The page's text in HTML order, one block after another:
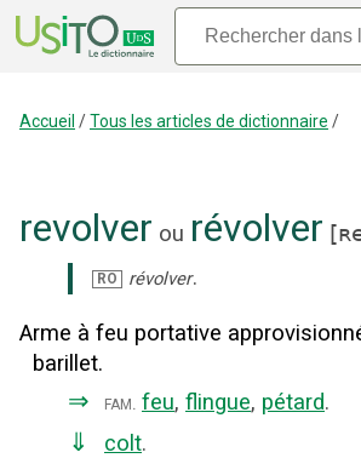
Accueil /Tous les articles de dictionnaire /
revolver ou révolver [
RO révolver.
Arme à feu portative
barillet.
⇒ fam. feu, flingue, pétard.
⇓ colt.